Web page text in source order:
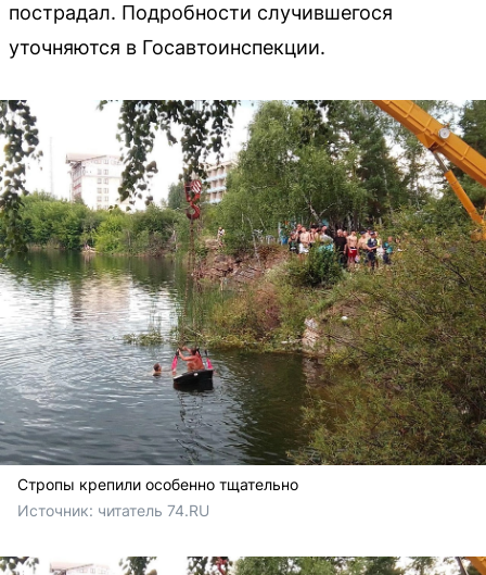
пострадал. Подробности случившегося
уточняются в Госавтоинспекции.
Стропы крепили особенно тщательно
Источник: читатель 74.RU